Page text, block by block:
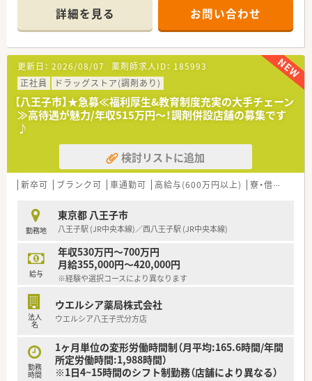
自分時間を大切にしながら働けますよ。
＊------------------------------------------＊
【店舗情報と応需状況について】
■JR中央本線の西八王子駅から徒歩5分という好立地にあり、毎
日の通勤ストレスが少ない非常に利便性の高い店舗でございま
す。
■近隣のクリニックより泌尿器科をメインに応需しており、1日
平均60枚程度の処方箋を落ち着いた環境で取り扱っておりま
す。
り、特定の科目でスキルを磨きたい薬剤師の方に最適な環境で
【募集背景と求める人物像について】
20代から40代前半までの正社員薬剤師の方を募集しておりま
す。
■将来的に管理薬剤師やマネージャー職へのステップアップを
目指す、成長意欲と責任感をお持ちの若い世代の方を歓迎いたし
ます。
■地域住民の健康を支えるパートナーとして、明るく丁寧な服薬
指導を行い、周囲と円滑に連携できる協調性を求めております。
【勤務実態について】
■年間休日は125日と非常に多く、有給休暇も法定通り付与され
す。
■残業時間は月平均10時間程度と少なく、さらに1分単位で残業
代が支給されるため、ワークライフバランスを重視する方に最適
詳細を見る お問い合わせ
更新日： 2026/08/07 薬剤師求人ID： 185993
正社員
ドラッグストア(調剤あり)
【八王子市】★急募≪福利厚生&教育制度充実の大手チェーン
≫高待遇が魅力/年収515万円～！調剤併設店舗の募集です
♪
検討リストに追加
新卒可 ブランク可 車通勤可 高給与(600万円以上) 寮・借上社宅あり
勤務地
東京都 八王子市
八王子駅 (JR中央本線)／西八王子駅 (JR中央本線)
給与
年収530万円～700万円
月給355,000円～420,000円
※経験や選択コースにより異なります
法人
名
ウエルシア薬局株式会社
ウエルシア八王子弐分方店
勤務
時間
1ヶ月単位の変形労働時間制（月平均:165.6時間/年間
所定労働時間:1,988時間）
※1日4~15時間のシフト制勤務（店舗により異なる）